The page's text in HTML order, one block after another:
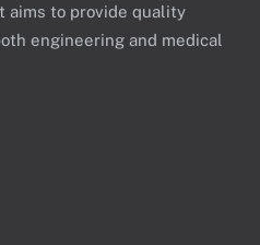
aims to provide quality
engineering and medical